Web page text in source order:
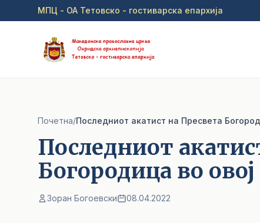
Прејди на главна содржина
МПЦ - ОА Тетовско - гостиварска епархија
Почетна/Последниот акатист на Пресвета
Последниот
Богородица во
Зоран Богоевски 08.04.2022